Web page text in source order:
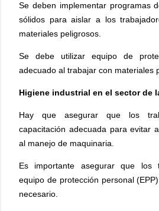
Se deben implementar programas
sólidos para aislar a los
materiales peligrosos.
Se debe utilizar equipo de
adecuado al trabajar con materiales
Higiene industrial en el sector de
Hay que asegurar que los
capacitación adecuada para evitar
al manejo de maquinaria.
Es importante asegurar que los
equipo de protección personal
necesario.